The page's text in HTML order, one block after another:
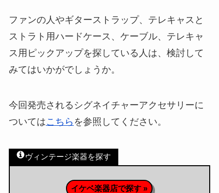
ファンの人やギターストラップ、テレキャスと
ストラト用ハードケース、ケーブル、テレキャ
ス用ピックアップを探している人は、検討して
みてはいかがでしょうか。
今回発売されるシグネイチャーアクセサリーに
ついてはこちら を参照してください。
ヴィンテージ楽器を探す
イケベ楽器店で探す »